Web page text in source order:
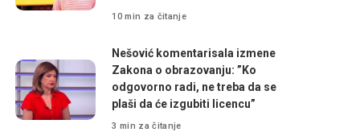
10 min za čitanje
Nešović komentarisala izmene
Zakona o obrazovanju: ”Ko
odgovorno radi, ne treba da se
plaši da će izgubiti licencu”
3 min za čitanje